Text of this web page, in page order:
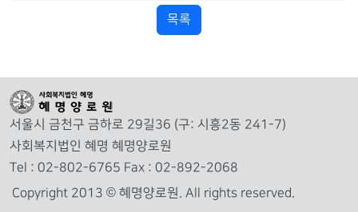
목록
서울시 금천구 금하로 29길36 (구: 시흥2동 241-7)
사회복지법인 혜명 혜명양로원
Tel : 02-802-6765 Fax : 02-892-2068
Copyright 2013 © 혜명양로원. All rights reserved.